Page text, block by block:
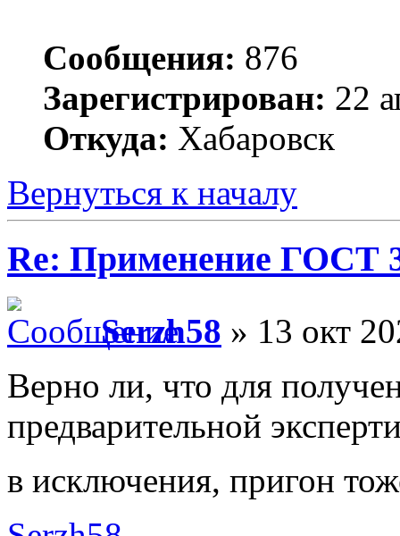
Сообщения: 876
Зарегистрирован: 22
Откуда: Хабаровск
Вернуться к началу
Re: Применение ГОСТ
Serzh58 » 13 окт
Верно ли, что для
предварительной
в исключения, пригон